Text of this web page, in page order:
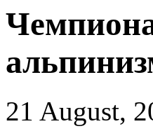
21 August,